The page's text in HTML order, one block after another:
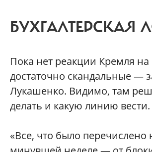
БУХГАЛТЕРСКАЯ
Пока нет реакции Кремля
достаточно скандальные —
Лукашенко. Видимо, там
делать и какую линию вести.
«Все, что было перечислено